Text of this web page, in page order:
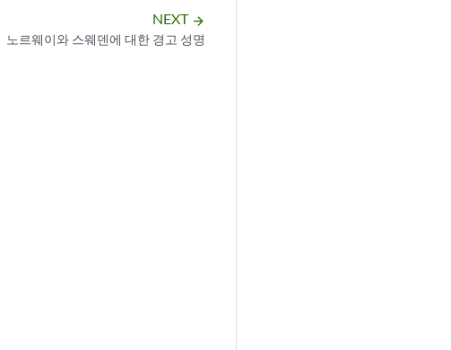
NEXT arrow_forward
노르웨이와 스웨덴에 대한 경고 성명